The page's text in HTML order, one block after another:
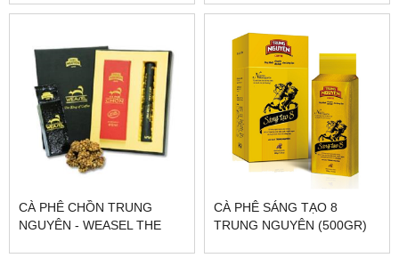
CÀ PHÊ CHỒN TRUNG
NGUYÊN - WEASEL THE
CÀ PHÊ SÁNG TẠO 8
TRUNG NGUYÊN (500GR)